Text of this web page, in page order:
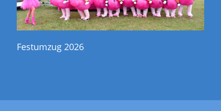
Festumzug 2026